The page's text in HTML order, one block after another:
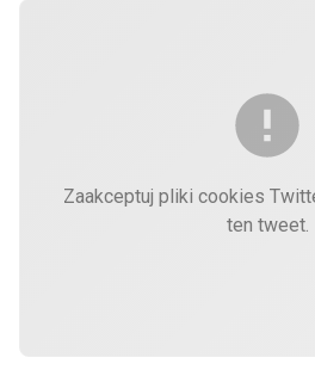
Zaakceptuj pliki cookies
ten tweet.